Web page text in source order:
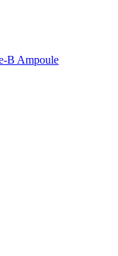
B Ampoule